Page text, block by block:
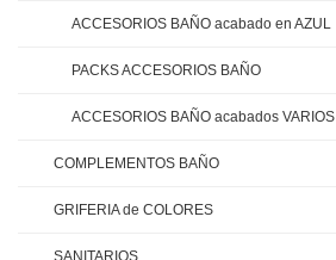
ACCESORIOS BAÑO acabado en AZUL
PACKS ACCESORIOS BAÑO
ACCESORIOS BAÑO acabados VARIOS
COMPLEMENTOS BAÑO
GRIFERIA de COLORES
SANITARIOS